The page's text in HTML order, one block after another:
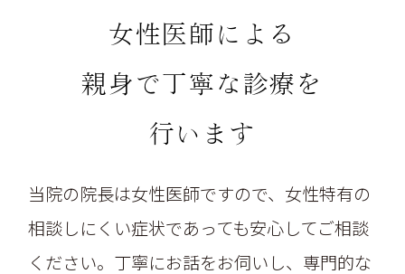
女性医師による
親身で丁寧な診療を
行います
当院の院長は女性医師ですので、女性特有の
相談しにくい症状であっても安心してご相談
ください。丁寧にお話をお伺いし、専門的な